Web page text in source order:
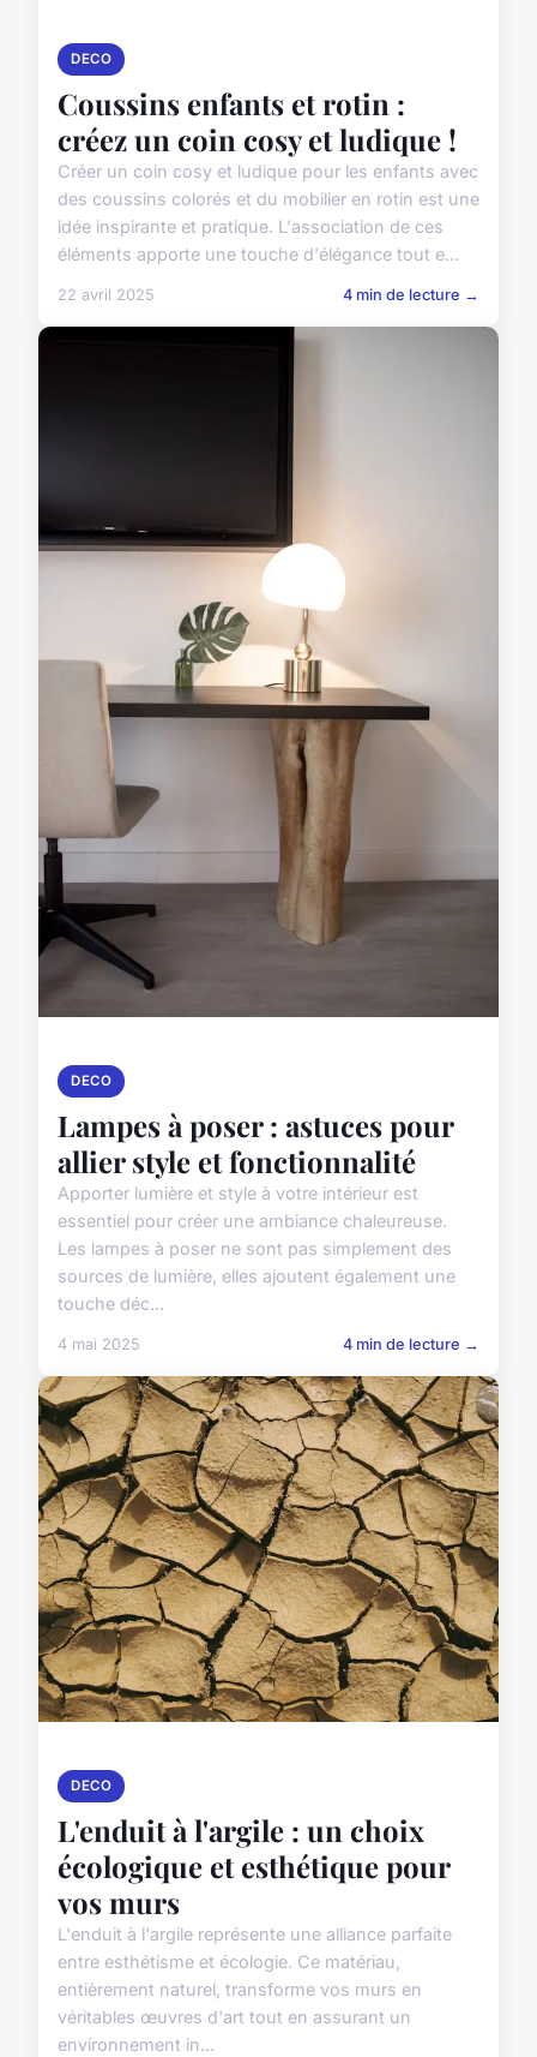
DECO
Coussins enfants et rotin :
créez un coin cosy et ludique !
Créer un coin cosy et ludique pour les enfants avec
des coussins colorés et du mobilier en rotin est une
idée inspirante et pratique. L'association de ces
éléments apporte une touche d'élégance tout e...
22 avril 2025 4 min de lecture →
DECO
Lampes à poser : astuces pour
allier style et fonctionnalité
Apporter lumière et style à votre intérieur est
essentiel pour créer une ambiance chaleureuse.
Les lampes à poser ne sont pas simplement des
sources de lumière, elles ajoutent également une
touche déc...
4 mai 2025 4 min de lecture →
DECO
L'enduit à l'argile : un choix
écologique et esthétique pour
vos murs
L'enduit à l'argile représente une alliance parfaite
entre esthétisme et écologie. Ce matériau,
entièrement naturel, transforme vos murs en
véritables œuvres d'art tout en assurant un
environnement in...